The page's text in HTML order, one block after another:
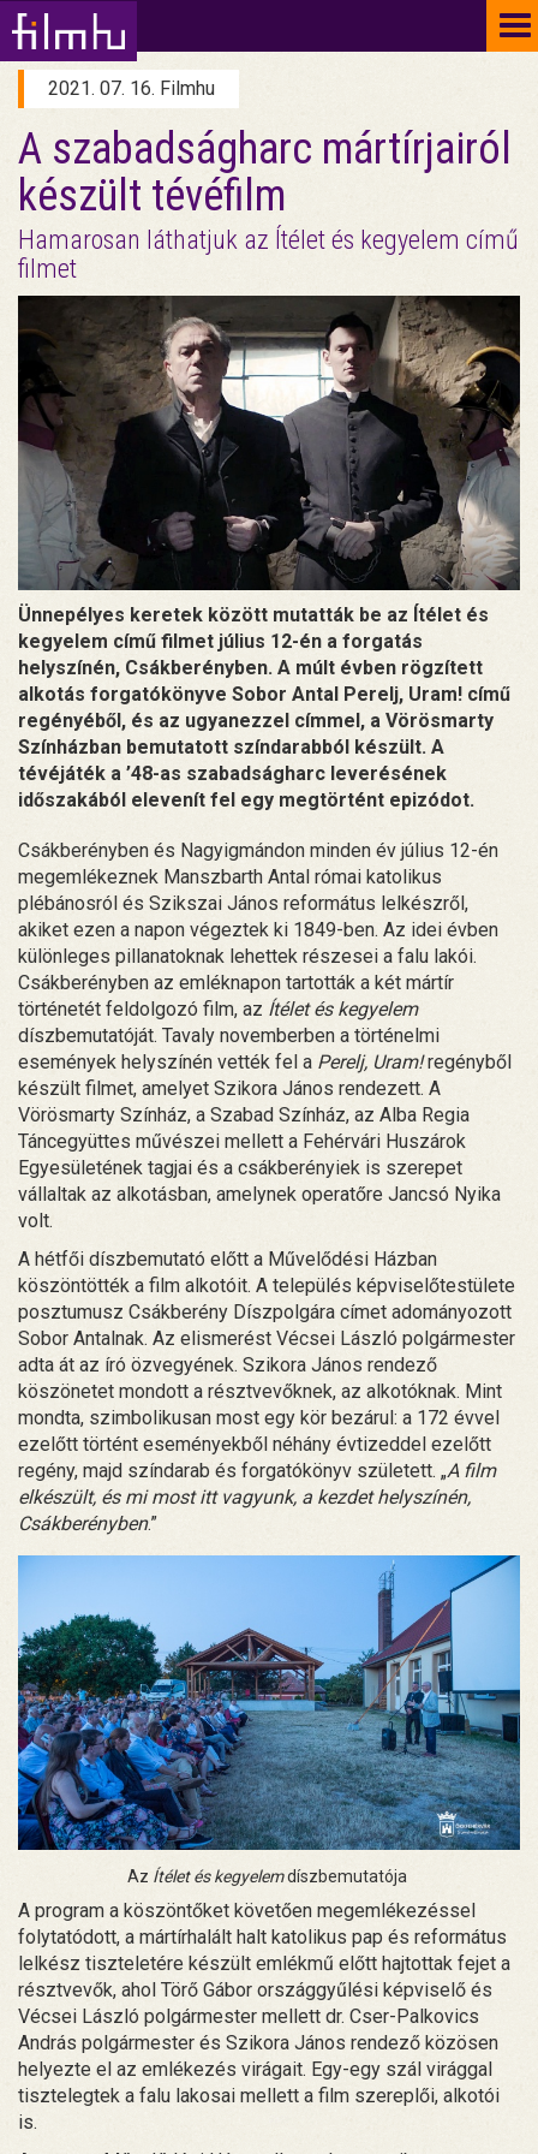
2021. 07. 16. Filmhu
A szabadságharc mártírjairól
készült tévéfilm
Hamarosan láthatjuk az Ítélet és kegyelem című
filmet
Ünnepélyes keretek között mutatták be az Ítélet és
kegyelem című filmet július 12-én a forgatás
helyszínén, Csákberényben. A múlt évben rögzített
alkotás forgatókönyve Sobor Antal Perelj, Uram! című
regényéből, és az ugyanezzel címmel, a Vörösmarty
Színházban bemutatott színdarabból készült. A
tévéjáték a ’48-as szabadságharc leverésének
időszakából elevenít fel egy megtörtént epizódot.
Csákberényben és Nagyigmándon minden év július 12-én
megemlékeznek Manszbarth Antal római katolikus
plébánosról és Szikszai János református lelkészről,
akiket ezen a napon végeztek ki 1849-ben. Az idei évben
különleges pillanatoknak lehettek részesei a falu lakói.
Csákberényben az emléknapon tartották a két mártír
történetét feldolgozó film, az Ítélet és kegyelem
díszbemutatóját. Tavaly novemberben a történelmi
események helyszínén vették fel a Perelj, Uram!regényből
készült filmet, amelyet Szikora János rendezett. A
Vörösmarty Színház, a Szabad Színház, az Alba Regia
Táncegyüttes művészei mellett a Fehérvári Huszárok
Egyesületének tagjai és a csákberényiek is szerepet
vállaltak az alkotásban, amelynek operatőre Jancsó Nyika
volt.
A hétfői díszbemutató előtt a Művelődési Házban
köszöntötték a film alkotóit. A település képviselőtestülete
posztumusz Csákberény Díszpolgára címet adományozott
Sobor Antalnak. Az elismerést Vécsei László polgármester
adta át az író özvegyének. Szikora János rendező
köszönetet mondott a résztvevőknek, az alkotóknak. Mint
mondta, szimbolikusan most egy kör bezárul: a 172 évvel
ezelőtt történt eseményekből néhány évtizeddel ezelőtt
regény, majd színdarab és forgatókönyv született. „A film
elkészült, és mi most itt vagyunk, a kezdet helyszínén,
Csákberényben.”
Az Ítélet és kegyelemdíszbemutatója
A program a köszöntőket követően megemlékezéssel
folytatódott, a mártírhalált halt katolikus pap és református
lelkész tiszteletére készült emlékmű előtt hajtottak fejet a
résztvevők, ahol Törő Gábor országgyűlési képviselő és
Vécsei László polgármester mellett dr. Cser-Palkovics
András polgármester és Szikora János rendező közösen
helyezte el az emlékezés virágait. Egy-egy szál virággal
tisztelegtek a falu lakosai mellett a film szereplői, alkotói
is.